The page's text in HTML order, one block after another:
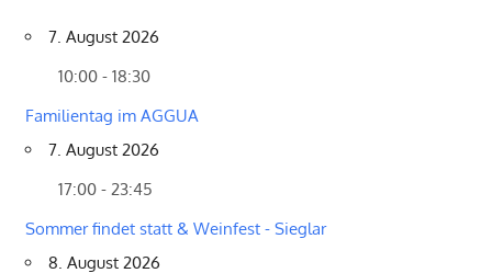
7. August 2026
10:00 - 18:30
Familientag im AGGUA
7. August 2026
17:00 - 23:45
Sommer findet statt & Weinfest - Sieglar
8. August 2026